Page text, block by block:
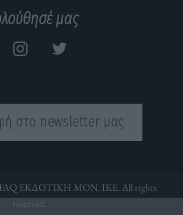
μας
στο newsletter μας
FAQ ΕΚΔΟΤΙΚΗ ΜΟΝ. ΙΚΕ. All rights
reserved.